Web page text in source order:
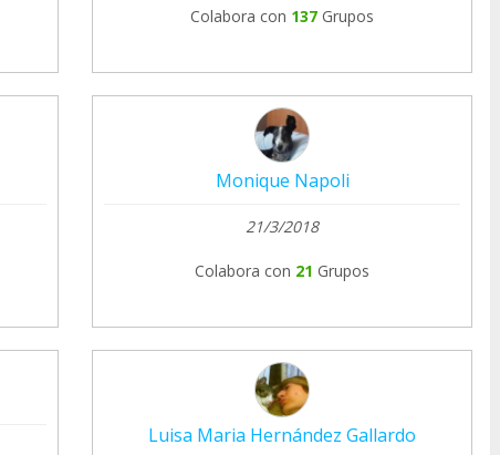
Colabora con 137 Grupos
Monique Napoli
21/3/2018
Colabora con 21 Grupos
Luisa Maria Hernández Gallardo